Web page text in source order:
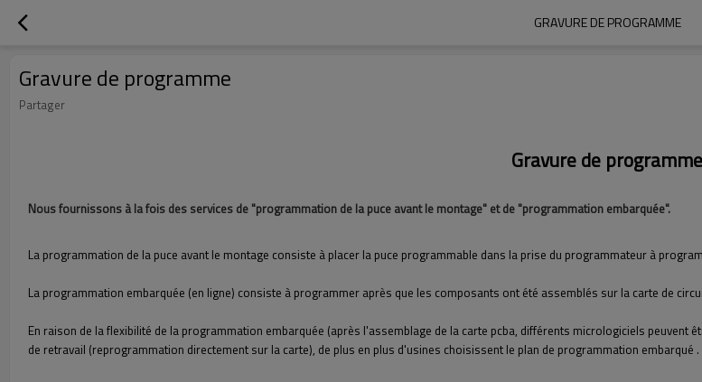
GRAVURE DE PROGRAMME
Gravure de programme
Partager
Gravure de programme
Nous fournissons à la fois des services de "programmation de la puce avant le montage" et de "programmation embarquée".
La programmation de la puce avant le montage consiste à placer la puce programmable dans la prise du programmateur à
La programmation embarquée (en ligne) consiste à programmer après que les composants ont été assemblés sur la carte de
En raison de la flexibilité de la programmation embarquée (après l'assemblage de la carte pcba, différents micrologiciels
de retravail (reprogrammation directement sur la carte), de plus en plus d'usines choisissent le plan de programmation embarqué .